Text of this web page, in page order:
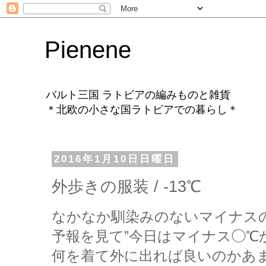
Pienene
バルト三国 ラトビアの編みものと雑貨
＊北欧の小さな国ラトビアでの暮らし＊
2016年1月10日日曜日
外歩きの服装 / -13℃
なかなか馴染みのないマイナス
予報を見て”今日はマイナス◯℃
何を着て外に出れば良いのかあ